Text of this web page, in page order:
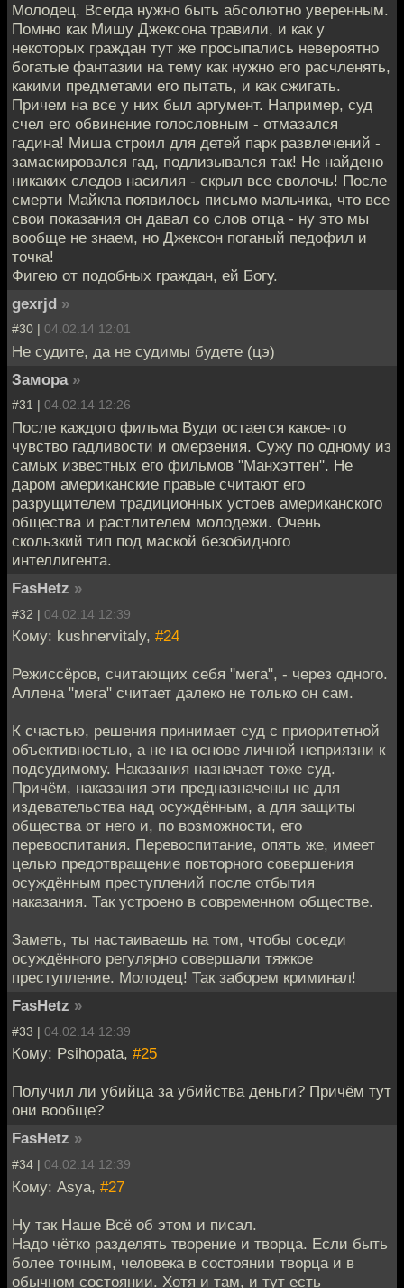
Молодец. Всегда нужно быть абсолютно уверенным.
Помню как Мишу Джексона травили, и как у
некоторых граждан тут же просыпались невероятно
богатые фантазии на тему как нужно его расчленять,
какими предметами его пытать, и как сжигать.
Причем на все у них был аргумент. Например, суд
счел его обвинение голословным - отмазался
гадина! Миша строил для детей парк развлечений -
замаскировался гад, подлизывался так! Не найдено
никаких следов насилия - скрыл все сволочь! После
смерти Майкла появилось письмо мальчика, что все
свои показания он давал со слов отца - ну это мы
вообще не знаем, но Джексон поганый педофил и
точка!
Фигею от подобных граждан, ей Богу.
gexrjd »
#30 | 04.02.14 12:01
Не судите, да не судимы будете (цэ)
Замора »
#31 | 04.02.14 12:26
После каждого фильма Вуди остается какое-то
чувство гадливости и омерзения. Сужу по одному из
самых известных его фильмов "Манхэттен". Не
даром американские правые считают его
разрущителем традиционных устоев американского
общества и растлителем молодежи. Очень
скользкий тип под маской безобидного
интеллигента.
FasHetz »
#32 | 04.02.14 12:39
Кому: kushnervitaly, #24
Режиссёров, считающих себя "мега", - через одного.
Аллена "мега" считает далеко не только он сам.
К счастью, решения принимает суд с приоритетной
объективностью, а не на основе личной неприязни к
подсудимому. Наказания назначает тоже суд.
Причём, наказания эти предназначены не для
издевательства над осуждённым, а для защиты
общества от него и, по возможности, его
перевоспитания. Перевоспитание, опять же, имеет
целью предотвращение повторного совершения
осуждённым преступлений после отбытия
наказания. Так устроено в современном обществе.
Заметь, ты настаиваешь на том, чтобы соседи
осуждённого регулярно совершали тяжкое
преступление. Молодец! Так заборем криминал!
FasHetz »
#33 | 04.02.14 12:39
Кому: Psihopata, #25
Получил ли убийца за убийства деньги? Причём тут
они вообще?
FasHetz »
#34 | 04.02.14 12:39
Кому: Asya, #27
Ну так Наше Всё об этом и писал.
Надо чётко разделять творение и творца. Если быть
более точным, человека в состоянии творца и в
обычном состоянии. Хотя и там, и тут есть